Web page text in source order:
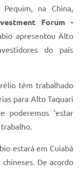
na China,
Forum -
apresentou Alto
do país
têm trabalhado
para Alto Taquari
poderemos ‘estar
estará em Cuiabá
De acordo